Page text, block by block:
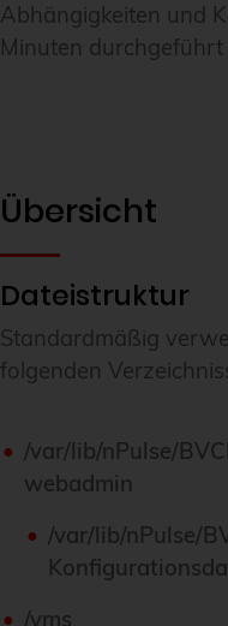
Abhängigkeiten und
Minuten
Übersicht
Dateistruktur
Standardmäßig
folgenden
/var/lib/nPulse/
webadmin
/var/lib/nPulse/
/vms